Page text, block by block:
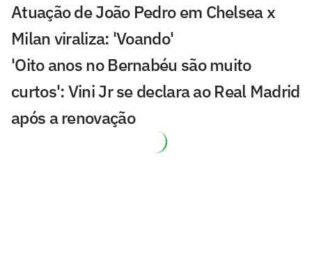
Atuação de João Pedro em Chelsea x
Milan viraliza: 'Voando'
'Oito anos no Bernabéu são muito
curtos': Vini Jr se declara ao Real Madrid
após a renovação
De saída do Napoli, Lukaku está próximo